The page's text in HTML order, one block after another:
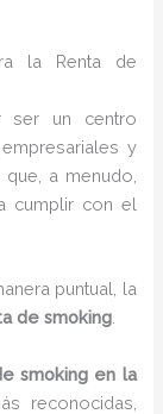
la Renta de
ser un centro
y
a menudo,
cumplir con el
puntual, la
de smoking
smoking en la
reconocidas,